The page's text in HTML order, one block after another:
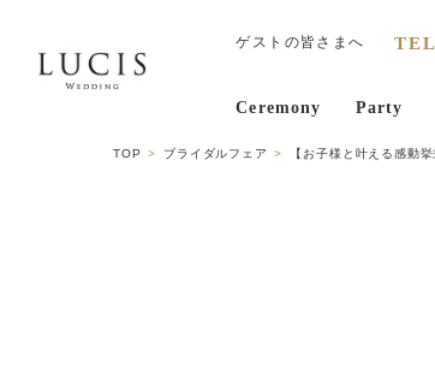
ゲストの皆さまへ
Ceremony Party
TOP ブライダルフェア 【お子様と叶える感動